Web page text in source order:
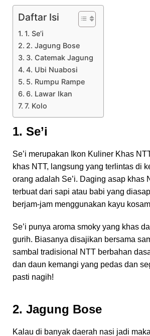
Daftar Isi
1. Se’i
2. Jagung Bose
3. Catemak Jagung
4. Ubi Nuabosi
5. Rumpu Rampe
6. Lawar Ikan
7. Kolo
1. Se’i
Se’i merupakan Ikon Kuliner Khas
khas NTT, langsung yang terlintas di
orang adalah Se’i. Daging asap khas
terbuat dari sapi atau babi yang
berjam-jam menggunakan kayu
Se’i punya aroma smoky yang khas
gurih. Biasanya disajikan bersama
sambal tradisional NTT berbahan
dan daun kemangi yang pedas dan
pasti nagih!
2. Jagung Bose
Kalau di banyak daerah nasi jadi